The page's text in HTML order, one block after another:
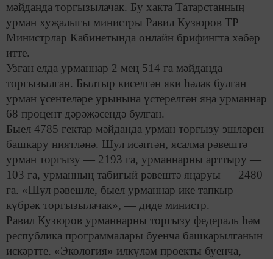
мәйданда торгызылачак. Бу хакта Татарстанның
урман хуҗалыгы министры Равил Кузюров ТР
Министрлар Кабинетында онлайн брифингта хәбәр
итте.
Узган елда урманнар 2 мең 514 га мәйданда
торгызылган. Былтыр киселгән яки һәлак булган
урман үсентеләре урынына үстерелгән яңа урманнар
68 процент дәрәҗәсендә булган.
Быел 4785 гектар мәйданда урман торгызу эшләрен
башкару ниятләнә. Шул исәптән, ясалма рәвештә
урман торгызу — 2193 га, урманнарны арттыру —
103 га, урманның табигый рәвештә яңаруы — 2480
га. «Шул рәвешле, быел урманнар ике тапкыр
күбрәк торгызылачак», — диде министр.
Равил Кузюров урманнарны торгызу федераль һәм
республика программалары буенча башкарылганын
искәртте. «Экология» илкүләм проекты буенча,